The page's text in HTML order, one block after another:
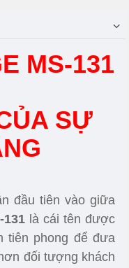
MS-131
SỰ
đầu tiên vào giữa
131là cái tên được
tiên phong để đưa
đối tượng khách